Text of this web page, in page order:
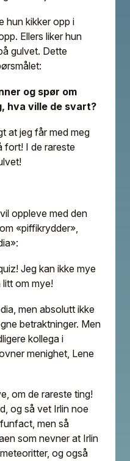
hun kikker opp i
Ellers liker hun
gulvet. Dette
og spør om
hva ville de svart?
at jeg får med meg
fort! I de rareste
oppleve med den
«piffikrydder»,
Jeg kan ikke mye
litt om mye!
men absolutt ikke
betraktninger. Men
kollega i
menighet, Lene
om de rareste ting!
og så vet Irlin noe
men så
som nevner at Irlin
og også